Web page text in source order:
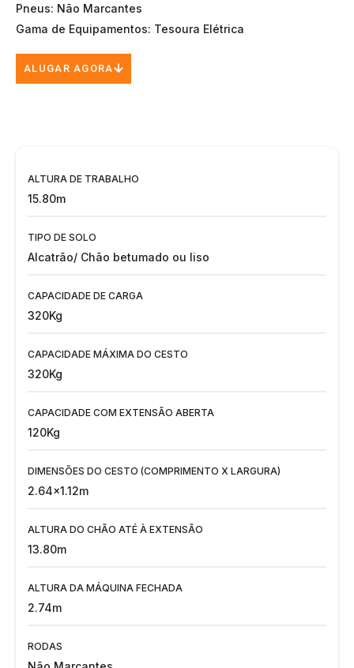
Pneus: Não Marcantes
Gama de Equipamentos: Tesoura Elétrica
ALUGAR AGORA
ALTURA DE TRABALHO
15.80m
TIPO DE SOLO
Alcatrão/ Chão betumado ou liso
CAPACIDADE DE CARGA
320Kg
CAPACIDADE MÁXIMA DO CESTO
320Kg
CAPACIDADE COM EXTENSÃO ABERTA
120Kg
DIMENSÕES DO CESTO (COMPRIMENTO X LARGURA)
2.64x1.12m
ALTURA DO CHÃO ATÉ À EXTENSÃO
13.80m
ALTURA DA MÁQUINA FECHADA
2.74m
RODAS